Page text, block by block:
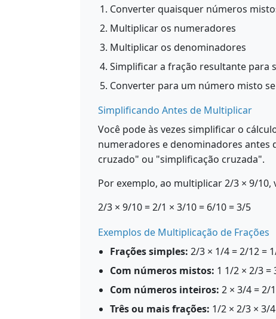
Converter quaisquer números
Multiplicar os numeradores
Multiplicar os denominadores
Simplificar a fração resultante para
Converter para um número misto
Simplificando Antes de Multiplicar
Você pode às vezes simplificar o
numeradores e denominadores antes
cruzado" ou "simplificação cruzada".
Por exemplo, ao multiplicar 2/3 × 9/
2/3 × 9/10 = 2/1 × 3/10 = 6/10 = 3/5
Exemplos de Multiplicação de Frações
Frações simples: 2/3 × 1/4 = 2/12 =
Com números mistos: 1 1/2 × 2/3 =
Com números inteiros: 2 × 3/4 = 2/
Três ou mais frações: 1/2 × 2/3 × 3/